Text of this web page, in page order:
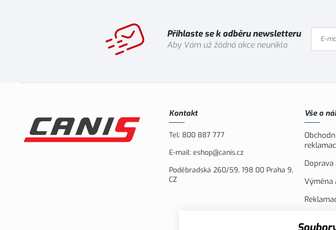
Přihlaste se k odběru newsletteru
Aby Vám už žádná akce neunikla
Kontakt
Tel: 800 887 777
E-mail: eshop@canis.cz
Poděbradská 260/59, 198 00 Praha 9,
CZ
Vše o
Výměna